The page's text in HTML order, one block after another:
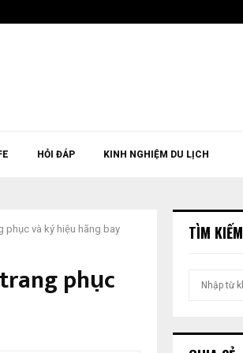
HỎI ĐÁP KINH NGHIỆM DU LỊCH
phục và ký hiệu hãng bay
phục
TÌM KIẾM